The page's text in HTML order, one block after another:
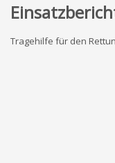
Tragehilfe für den